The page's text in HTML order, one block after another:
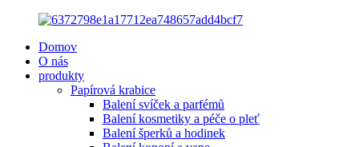
Domov
O nás
produkty
Papírová krabice
Balení svíček a parfémů
Balení kosmetiky a péče o pleť
Balení šperků a hodinek